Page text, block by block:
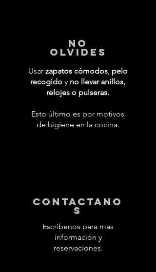
No
Olvides
Usar zapatos cómodos, pelo
recogido y no llevar anillos,
relojes o pulseras.
Esto último es por motivos
de higiene en la cocina.
contactano
s
Escribenos para mas
información y
reservaciones.